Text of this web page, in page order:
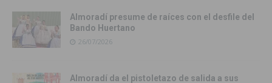
Almoradí presume de raíces con el desfile del
Bando Huertano
26/07/2026
Almoradí da el pistoletazo de salida a sus